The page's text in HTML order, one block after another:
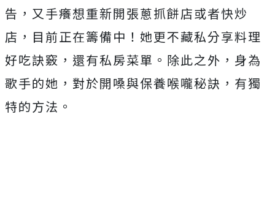
告，又手癢想重新開張蔥抓餅店或者快炒
店，目前正在籌備中！她更不藏私分享料理
好吃訣竅，還有私房菜單。除此之外，身為
歌手的她，對於開嗓與保養喉嚨秘訣，有獨
特的方法。